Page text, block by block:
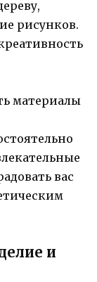
рисунков.
материалы
вас
и